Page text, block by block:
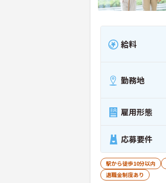
給料
勤務地
雇用形態
応募要件
駅から徒歩10分以内
退職金制度あり